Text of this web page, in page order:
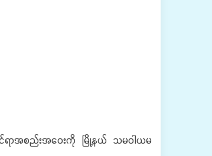
ရာအစည်းအ‌ဝေးကို မြို့နယ် သမဝါယမ